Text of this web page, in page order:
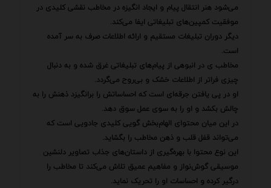
می‌شود هنر انتقال پیام و ایجاد انگیزه در مخاطب نقشی کلیدی در
موفقیت کمپین‌های تبلیغاتی ایفا می‌کند.
دیگر دوران تبلیغات مستقیم و ارائه اطلاعات صرف به سر آمده
است.
مخاطب ی در انبوهی از پیام‌های تبلیغاتی غرق شده و به دنبال
چیزی فراتر از اطلاعات خشک و بی‌روح می‌گردد.
او در پی یافتن جرقه‌ای است که احساساتش را برانگیزد ذهنش را به
چالش بکشد و او را به سوی عمل سوق دهد.
در این میان محتوای الهام‌بخش گویی کلیدی جادویی است که
می‌تواند قفل قلب و ذهن مخاطب را بگشاید.
این نوع محتوا با بهره‌گیری از داستان‌های جذاب تصاویر دلنشین
موسیقی گوش‌نواز و مفاهیم عمیق تلاش می‌کند تا مخاطب را
درگیر کرده و احساسات او را تحریک نماید.